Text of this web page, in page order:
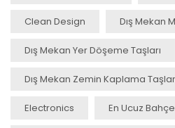
Clean Design Dış Mekan
Dış Mekan Yer Döşeme Taşları
Dış Mekan Zemin Kaplama
Electronics En Ucuz Bahçe